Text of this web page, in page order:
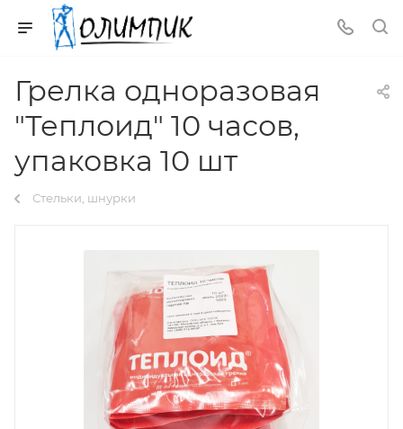
Грелка одноразовая
"Теплоид" 10 часов,
упаковка 10 шт
Стельки, шнурки